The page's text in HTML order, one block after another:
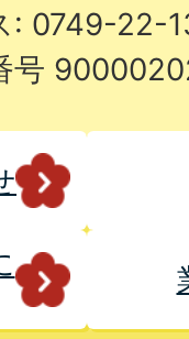
: 0749-22-
号